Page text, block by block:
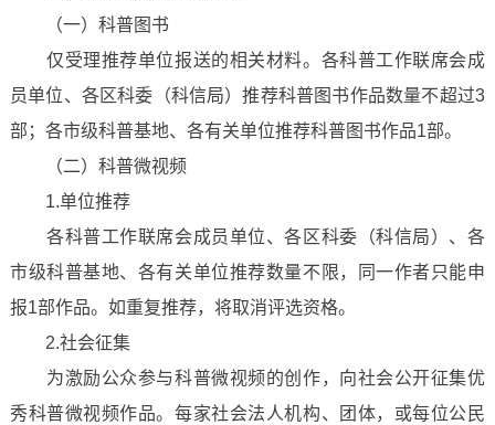
（一）科普图书
仅受理推荐单位报送的相关材料。各科普工作联席会成
员单位、各区科委（科信局）推荐科普图书作品数量不超过3
部；各市级科普基地、各有关单位推荐科普图书作品1部。
（二）科普微视频
1.单位推荐
各科普工作联席会成员单位、各区科委（科信局）、各
市级科普基地、各有关单位推荐数量不限，同一作者只能申
报1部作品。如重复推荐，将取消评选资格。
2.社会征集
为激励公众参与科普微视频的创作，向社会公开征集优
秀科普微视频作品。每家社会法人机构、团体，或每位公民